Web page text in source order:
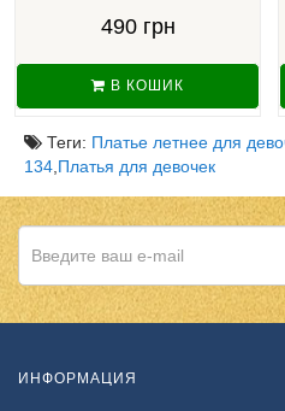
490 грн
В КОШИК
Теги: Платье летнее для
134 Платья для девочек
ИНФОРМАЦИЯ